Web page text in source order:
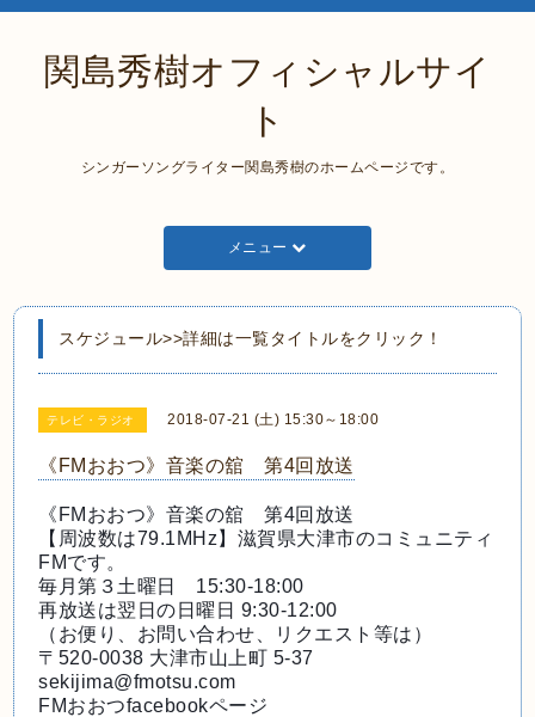
関島秀樹オフィシャルサイ
ト
シンガーソングライター関島秀樹のホームページです。
メニュー
スケジュール>>詳細は一覧タイトルをクリック！
テレビ・ラジオ 2018-07-21 (土) 15:30～18:00
《FMおおつ》音楽の舘 第4回放送
《FMおおつ》音楽の舘 第4回放送
【周波数は79.1MHz】滋賀県大津市のコミュニティ
FMです。
毎月第３土曜日 15:30-18:00
再放送は翌日の日曜日 9:30-12:00
（お便り、お問い合わせ、リクエスト等は）
〒520-0038 大津市山上町 5-37
sekijima@fmotsu.com
FMおおつfacebookページ